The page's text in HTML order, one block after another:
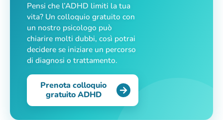
Pensi che l’ADHD limiti la tua
vita? Un colloquio gratuito con
un nostro psicologo può
chiarire molti dubbi, così potrai
decidere se iniziare un percorso
di diagnosi o trattamento.
Prenota colloquio
gratuito ADHD